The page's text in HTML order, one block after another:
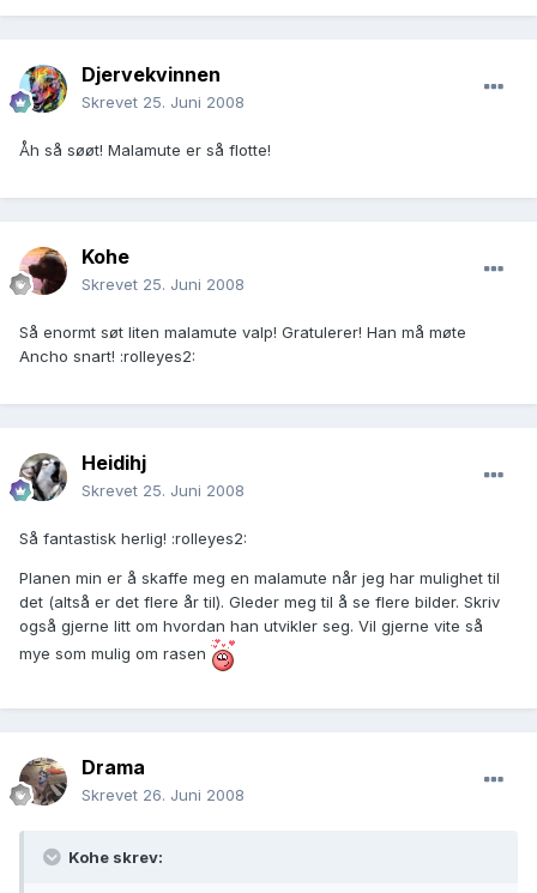
Djervekvinnen
Skrevet 25. Juni 2008
Åh så søøt! Malamute er så flotte!
Kohe
Skrevet 25. Juni 2008
Så enormt søt liten malamute valp! Gratulerer! Han må møte
Ancho snart! :rolleyes2:
Heidihj
Skrevet 25. Juni 2008
Så fantastisk herlig! :rolleyes2:
Planen min er å skaffe meg en malamute når jeg har mulighet til
det (altså er det flere år til). Gleder meg til å se flere bilder. Skriv
også gjerne litt om hvordan han utvikler seg. Vil gjerne vite så
mye som mulig om rasen
Drama
Skrevet 26. Juni 2008
Kohe skrev: